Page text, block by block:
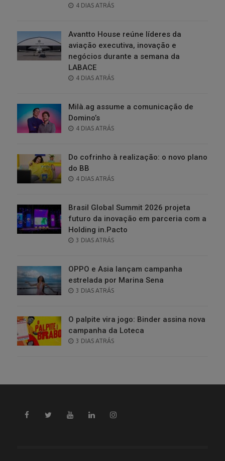
POSTED
4 DIAS ATRÁS
Avantto House reúne líderes da
aviação executiva, inovação e
negócios durante a semana da
LABACE
POSTED
4 DIAS ATRÁS
Milà.ag assume a comunicação de
Domino’s
POSTED
4 DIAS ATRÁS
Do cofrinho à realização: o novo plano
do BB
POSTED
4 DIAS ATRÁS
Brasil Global Summit 2026 projeta
futuro da inovação em parceria com a
Holding in.Pacto
POSTED
3 DIAS ATRÁS
OPPO e Asia lançam campanha
estrelada por Marina Sena
POSTED
3 DIAS ATRÁS
O palpite vira jogo: Binder assina nova
campanha da Loteca
POSTED
3 DIAS ATRÁS